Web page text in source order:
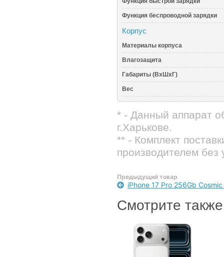
Функция беспроводной зарядки
Корпус
Материалы корпуса
Влагозащита
Габариты (ВхШхГ)
Вес
* - Данный аппарат
г.Харькове.
** - Комплект
производителем без
Предыдущий товар
iPhone 17 Pro 256Gb
Смотрите также